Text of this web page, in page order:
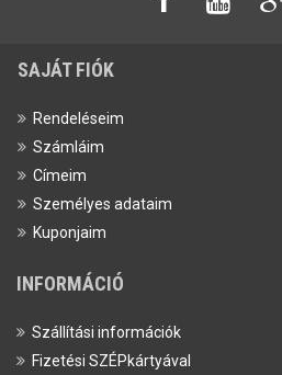
SAJÁT FIÓK
Rendeléseim
Számláim
Címeim
Személyes adataim
Kuponjaim
INFORMÁCIÓ
Szállítási információk
Fizetési SZÉPkártyával